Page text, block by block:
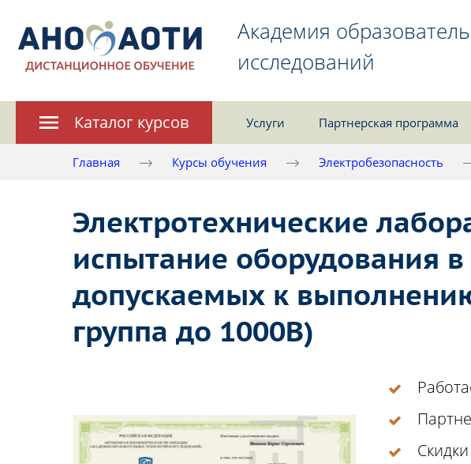
Академия
исследований
Каталог курсов Услуги Партнерская программа
Главная Курсы обучения Электробезопасность
Электротехнические
испытание оборудования
допускаемых к
группа до 1000В)